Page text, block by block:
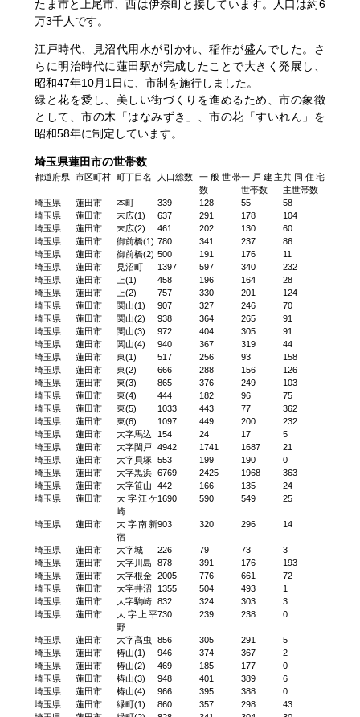
たま市と上尾市、西は伊奈町と接しています。人口は約6
万3千人です。
江戸時代、見沼代用水が引かれ、稲作が盛んでした。さ
らに明治時代に蓮田駅が完成したことで大きく発展し、
昭和47年10月1日に、市制を施行しました。
緑と花を愛し、美しい街づくりを進めるため、市の象徴
として、市の木「はなみずき」、市の花「すいれん」を
昭和58年に制定しています。
埼玉県蓮田市の世帯数
都道府県 市区町村 町丁目名 人口総数
一般世帯
数
一戸建主
世帯数
共同住宅
主世帯数
埼玉県
蓮田市 本町 339 128 55
58
埼玉県
蓮田市 末広(1) 637 291 178
104
埼玉県
蓮田市 末広(2) 461 202 130
60
埼玉県
蓮田市 御前橋(1) 780 341 237
86
埼玉県
蓮田市 御前橋(2) 500 191 176
11
埼玉県
蓮田市 見沼町 1397 597 340
232
埼玉県
蓮田市 上(1) 458 196 164
28
埼玉県
蓮田市 上(2) 757 330 201
124
埼玉県
蓮田市 関山(1) 907 327 246
70
埼玉県
蓮田市 関山(2) 938 364 265
91
埼玉県
蓮田市 関山(3) 972 404 305
91
埼玉県
蓮田市 関山(4) 940 367 319
44
埼玉県
蓮田市 東(1) 517 256 93
158
埼玉県
蓮田市 東(2) 666 288 156
126
埼玉県
蓮田市 東(3) 865 376 249
103
埼玉県
蓮田市 東(4) 444 182 96
75
埼玉県
蓮田市 東(5) 1033 443 77
362
埼玉県
蓮田市 東(6) 1097 449 200
232
埼玉県
蓮田市 大字馬込 154 24 17
5
埼玉県
蓮田市 大字閏戸 4942 1741 1687
21
埼玉県
蓮田市 大字貝塚 553 199 190
0
埼玉県
蓮田市 大字黒浜 6769 2425 1968
363
埼玉県
蓮田市 大字笹山 442 166 135
24
埼玉県
蓮田市
大字江ケ
崎
1690 590 549 25
埼玉県 蓮田市
大字南新
宿
903 320 296 14
埼玉県 蓮田市 大字城 226 79 73
3
埼玉県
蓮田市 大字川島 878 391 176
193
埼玉県
蓮田市 大字根金 2005 776 661
72
埼玉県
蓮田市 大字井沼 1355 504 493
1
埼玉県
蓮田市 大字駒崎 832 324 303
3
埼玉県
蓮田市
大字上平
野
730 239 238 0
埼玉県 蓮田市 大字高虫 856 305 291
5
埼玉県
蓮田市 椿山(1) 946 374 367
2
埼玉県
蓮田市 椿山(2) 469 185 177
0
埼玉県
蓮田市 椿山(3) 948 401 389
6
埼玉県
蓮田市 椿山(4) 966 395 388
0
埼玉県
蓮田市 緑町(1) 860 357 298
43